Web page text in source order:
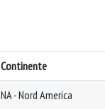
Continente
NA - Nord America